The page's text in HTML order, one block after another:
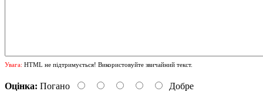
Увага: HTML не підтримується! Використовуйте звичайний текст.
Оцінка: Погано Добре